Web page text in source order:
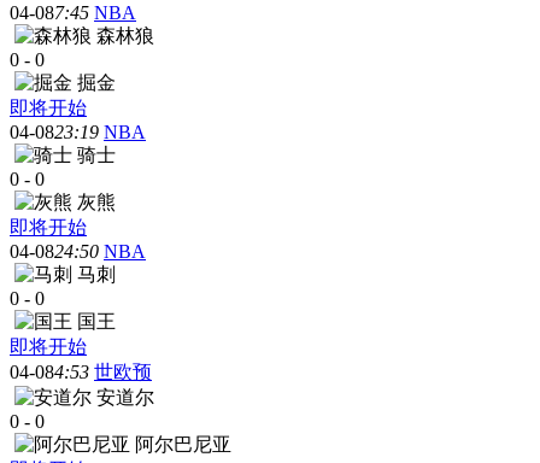
04-087:45 NBA
森林狼
0 - 0
掘金
即将开始
04-0823:19 NBA
骑士
0 - 0
灰熊
即将开始
04-0824:50 NBA
马刺
0 - 0
国王
即将开始
04-084:53 世欧预
安道尔
0 - 0
阿尔巴尼亚